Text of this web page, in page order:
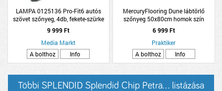
LAMPA 0125136 Pro-Fit6 autós
szövet szőnyeg, 4db, fekete-szürke
9 999 Ft
Media Markt
A bolthoz
Info
MercuryFlooring Dune lábtörlő
szőnyeg 50x80cm homok szín
mikroszálas
6 999 Ft
Praktiker
A bolthoz
Info
Többi SPLENDID Splendid Chip Petra... listázása